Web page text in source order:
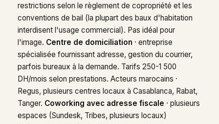
restrictions selon le règlement de copropriété et les
conventions de bail (la plupart des baux d'habitation
interdisent l'usage commercial). Pas idéal pour
l'image. Centre de domiciliation · entreprise
spécialisée fournissant adresse, gestion du courrier,
parfois bureaux à la demande. Tarifs 250-1 500
DH/mois selon prestations. Acteurs marocains ·
Regus, plusieurs centres locaux à Casablanca, Rabat,
Tanger. Coworking avec adresse fiscale · plusieurs
espaces (Sundesk, Tribes, plusieurs locaux)